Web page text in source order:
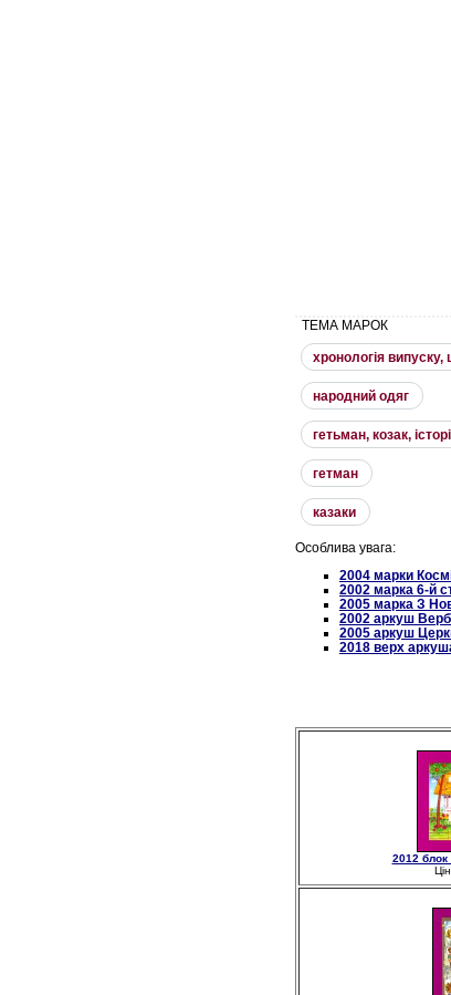
ТЕМА МАРОК
хронологiя випуску,
народний одяг
гетьман, козак,
гетман
казаки
Особлива увага:
2004 марки
2002 марка 6-й
2005 марка З
2002 аркуш
2005 аркуш
2018 верх
2012 блок